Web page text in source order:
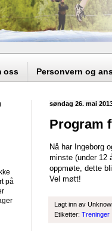
oss Personvern og
søndag 26. mai
Program
Nå har Ingeborg
minste (under 12
oppmøte, dette
Vel møtt!
Lagt inn av
Etiketter: Treninger
på